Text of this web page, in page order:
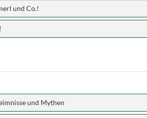
und Co.!
und Mythen